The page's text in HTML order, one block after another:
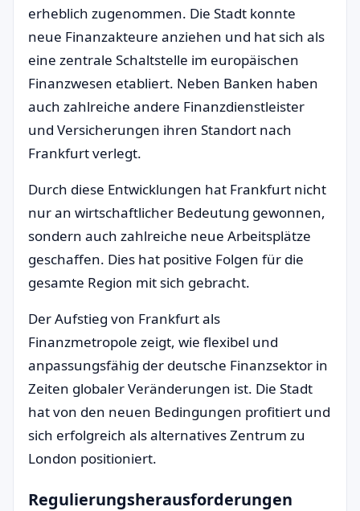
erheblich zugenommen. Die Stadt konnte
neue Finanzakteure anziehen und hat sich als
eine zentrale Schaltstelle im europäischen
Finanzwesen etabliert. Neben Banken haben
auch zahlreiche andere Finanzdienstleister
und Versicherungen ihren Standort nach
Frankfurt verlegt.
Durch diese Entwicklungen hat Frankfurt nicht
nur an wirtschaftlicher Bedeutung gewonnen,
sondern auch zahlreiche neue Arbeitsplätze
geschaffen. Dies hat positive Folgen für die
gesamte Region mit sich gebracht.
Der Aufstieg von Frankfurt als
Finanzmetropole zeigt, wie flexibel und
anpassungsfähig der deutsche Finanzsektor in
Zeiten globaler Veränderungen ist. Die Stadt
hat von den neuen Bedingungen profitiert und
sich erfolgreich als alternatives Zentrum zu
London positioniert.
Regulierungsherausforderungen